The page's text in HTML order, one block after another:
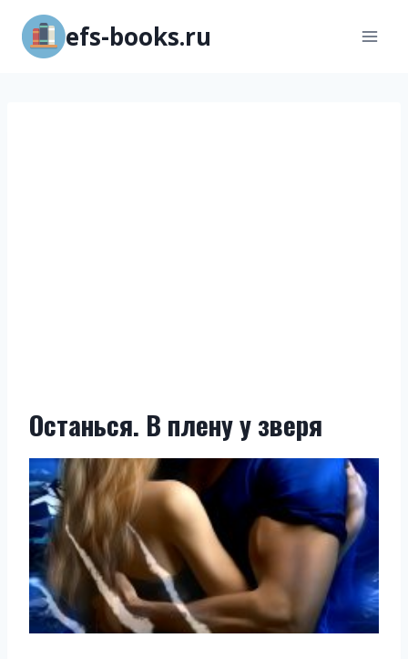
Перейти
содержимому
efs-books.ru
Останься. В плену у зверя